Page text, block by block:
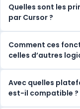
Quelles sont les
par Cursor ?
Comment ces
celles d’autres
Avec quelles
est-il compatible ?